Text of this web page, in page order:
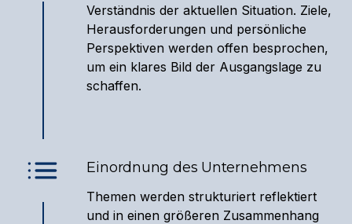
Verständnis der aktuellen Situation. Ziele,
Herausforderungen und persönliche
Perspektiven werden offen besprochen,
um ein klares Bild der Ausgangslage zu
schaffen.
Einordnung des Unternehmens
Themen werden strukturiert reflektiert
und in einen größeren Zusammenhang